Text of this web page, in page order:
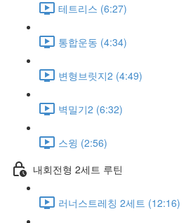
테트리스 (6:27)
통합운동 (4:34)
변형브릿지2 (4:49)
벽밀기2 (6:32)
스윙 (2:56)
내회전형 2세트 루틴
러너스트레칭 2세트 (12:16)